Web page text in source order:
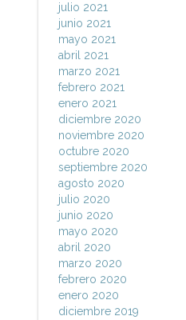
julio 2021
junio 2021
mayo 2021
abril 2021
marzo 2021
febrero 2021
enero 2021
diciembre 2020
noviembre 2020
octubre 2020
septiembre 2020
agosto 2020
julio 2020
junio 2020
mayo 2020
abril 2020
marzo 2020
febrero 2020
enero 2020
diciembre 2019